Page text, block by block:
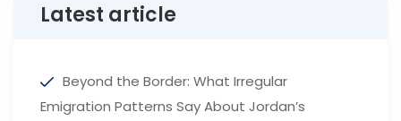
Latest article
Beyond the Border: What Irregular
Emigration Patterns Say About Jordan’s